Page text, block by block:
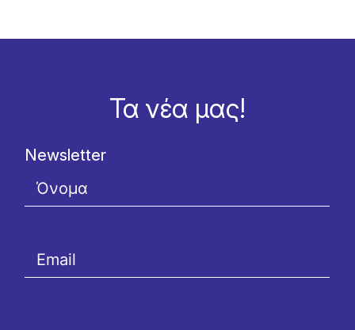
Τα νέα μας!
Newsletter